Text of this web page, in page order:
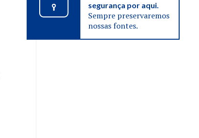
segurança por aqui.
Sempre preservaremos
nossas fontes.